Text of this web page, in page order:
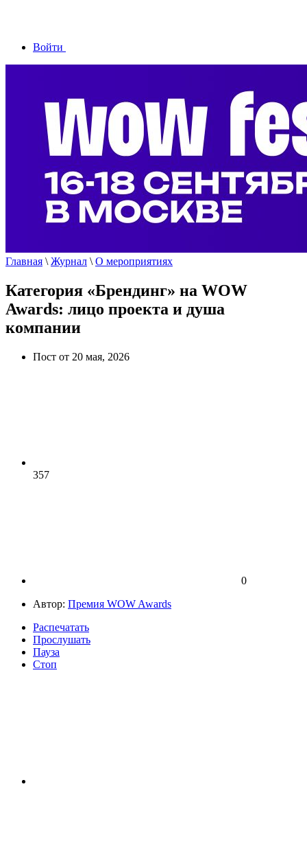
Войти
Главная \ Журнал \ О мероприятиях
Категория «Брендинг» на WOW
Awards: лицо проекта и душа
компании
Пост от 20 мая, 2026
357
0
Автор: Премия WOW Awards
Распечатать
Прослушать
Пауза
Стоп